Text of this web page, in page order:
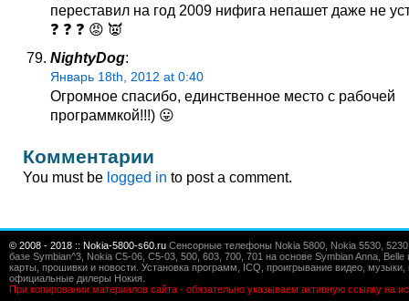
переставил на год 2009 нифига непашет даже не
❓ ❓ ❓ 😡 👿
NightyDog:
Январь 18th, 2012 at 0:40
Огромное спасибо, единственное место с рабочей
программкой!!!) 😛
Комментарии
You must be logged in to post a comment.
© 2008 - 2018 :: Nokia-5800-s60.ru Сенсорные телефоны Nokia 5800, Nokia 5530,
базе Symbian^3, Nokia C5-06, C5-03, 500, 603, 700, 701 на основе Symbian Anna,
карты, прошивки и новости. Установка программ, ICQ, проигрывание видео,
официальные дилеры Нокия.
При копировании материалов сайта - обязательно указываем активную ссылку на